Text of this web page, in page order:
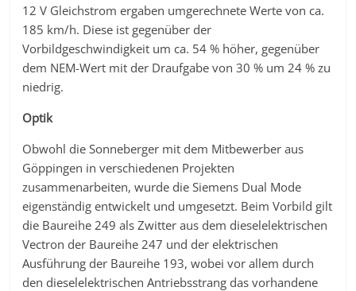
12 V Gleichstrom ergaben umgerechnete Werte von ca.
185 km/h. Diese ist gegenüber der
Vorbildgeschwindigkeit um ca. 54 % höher, gegenüber
dem NEM-Wert mit der Draufgabe von 30 % um 24 % zu
niedrig.
Optik
Obwohl die Sonneberger mit dem Mitbewerber aus
Göppingen in verschiedenen Projekten
zusammenarbeiten, wurde die Siemens Dual Mode
eigenständig entwickelt und umgesetzt. Beim Vorbild gilt
die Baureihe 249 als Zwitter aus dem dieselelektrischen
Vectron der Baureihe 247 und der elektrischen
Ausführung der Baureihe 193, wobei vor allem durch
den dieselelektrischen Antriebsstrang das vorhandene